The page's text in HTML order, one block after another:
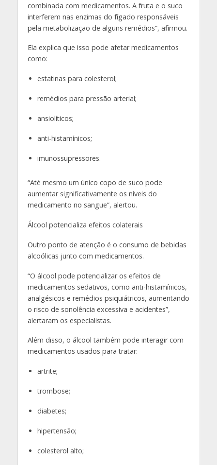
combinada com medicamentos. A fruta e o suco
interferem nas enzimas do fígado responsáveis
pela metabolização de alguns remédios”, afirmou.
Ela explica que isso pode afetar medicamentos
como:
estatinas para colesterol;
remédios para pressão arterial;
ansiolíticos;
anti-histamínicos;
imunossupressores.
“Até mesmo um único copo de suco pode
aumentar significativamente os níveis do
medicamento no sangue”, alertou.
Álcool potencializa efeitos colaterais
Outro ponto de atenção é o consumo de bebidas
alcoólicas junto com medicamentos.
“O álcool pode potencializar os efeitos de
medicamentos sedativos, como anti-histamínicos,
analgésicos e remédios psiquiátricos, aumentando
o risco de sonolência excessiva e acidentes”,
alertaram os especialistas.
Além disso, o álcool também pode interagir com
medicamentos usados para tratar:
artrite;
trombose;
diabetes;
hipertensão;
colesterol alto;